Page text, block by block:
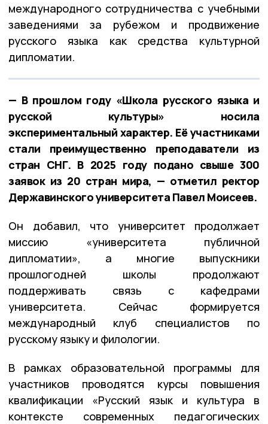
международного сотрудничества с учебными
заведениями за рубежом и продвижение
русского языка как средства культурной
дипломатии.
— В прошлом году «Школа русского языка и
русской культуры» носила
экспериментальный характер. Её участниками
стали преимущественно преподаватели из
стран СНГ. В 2025 году подано свыше 300
заявок из 20 стран мира, — отметил ректор
Державинского университета Павел Моисеев.
Он добавил, что университет продолжает
миссию «университета публичной
дипломатии», а многие выпускники
прошлогодней школы продолжают
поддерживать связь с кафедрами
университета. Сейчас формируется
международный клуб специалистов по
русскому языку и филологии.
В рамках образовательной программы для
участников проводятся курсы повышения
квалификации «Русский язык и культура в
контексте современных педагогических